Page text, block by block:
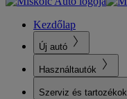
Kezdőlap
Új autó
Használtautók
Szerviz és tartozékok